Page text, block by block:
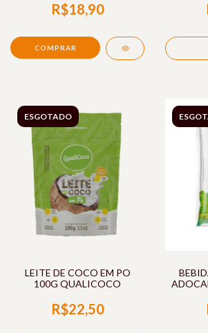
R$18,90
ESGOTADO
LEITE DE COCO EM PO
100G QUALICOCO
R$22,50